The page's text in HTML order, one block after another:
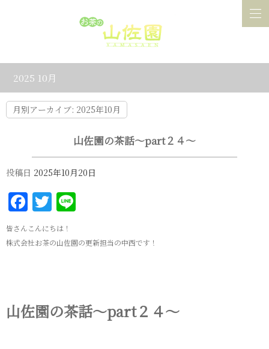
2025 10月
月別アーカイブ: 2025年10月
山佐園の茶話～part２４～
投稿日 2025年10月20日
Facebook
Twitter
皆さんこんにちは！
株式会社お茶の山佐園の更新担当の中西です！
山佐園の茶話～part２４～